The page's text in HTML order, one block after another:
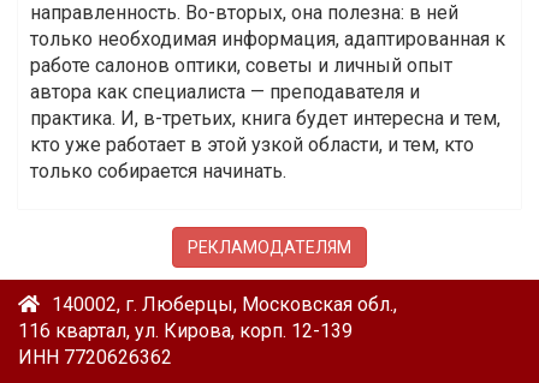
направленность. Во-вторых, она полезна: в ней
только необходимая информация, адаптированная к
работе салонов оптики, советы и личный опыт
автора как специалиста — преподавателя и
практика. И, в-третьих, книга будет интересна и тем,
кто уже работает в этой узкой области, и тем, кто
только собирается начинать.
РЕКЛАМОДАТЕЛЯМ
140002, г. Люберцы, Московская обл.,
116 квартал, ул. Кирова, корп. 12-139
ИНН 7720626362